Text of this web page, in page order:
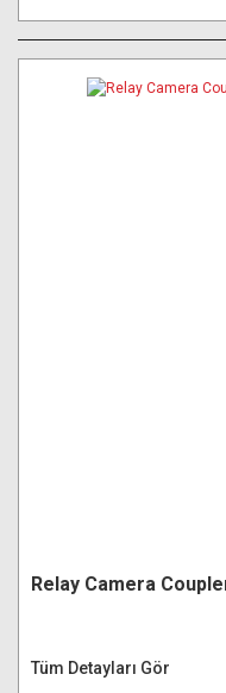
Relay Camera
Tüm Detayları Gör